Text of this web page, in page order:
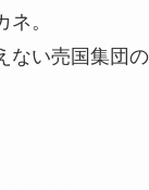
。
い売国集団の